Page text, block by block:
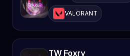
VALORANT
TW Foxry